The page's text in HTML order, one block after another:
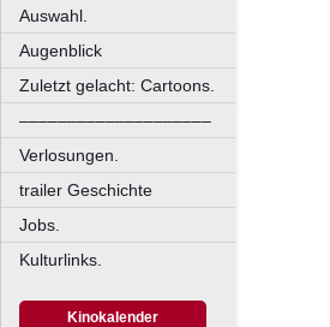
Auswahl.
Augenblick
Zuletzt gelacht: Cartoons.
––––––––––––––––––––
Verlosungen.
trailer Geschichte
Jobs.
Kulturlinks.
Kinokalender